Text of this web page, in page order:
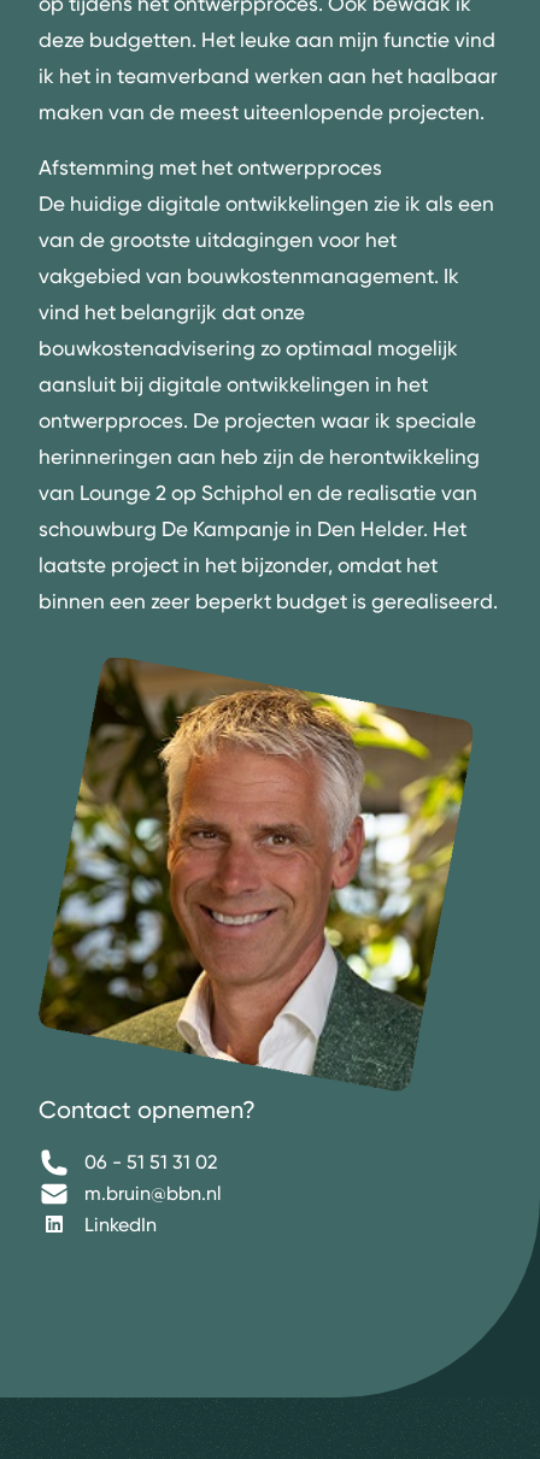
deze budgetten. Het leuke aan mijn functie vind
ik het in teamverband werken aan het haalbaar
maken van de meest uiteenlopende projecten.
Afstemming met het ontwerpproces
De huidige digitale ontwikkelingen zie ik als een
van de grootste uitdagingen voor het
vakgebied van bouwkostenmanagement. Ik
vind het belangrijk dat onze
bouwkostenadvisering zo optimaal mogelijk
aansluit bij digitale ontwikkelingen in het
ontwerpproces. De projecten waar ik speciale
herinneringen aan heb zijn de herontwikkeling
van Lounge 2 op Schiphol en de realisatie van
schouwburg De Kampanje in Den Helder. Het
laatste project in het bijzonder, omdat het
binnen een zeer beperkt budget is gerealiseerd.
Contact opnemen?
06 - 51 51 31 02
m.bruin@bbn.nl
LinkedIn